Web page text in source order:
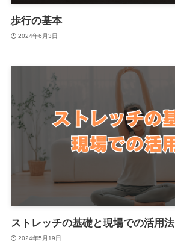
歩行の基本
2024年6月3日
ストレッチの基礎と現場での活用法
2024年5月19日